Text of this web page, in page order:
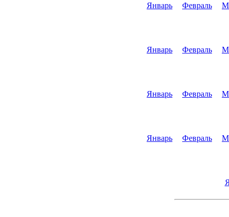
Январь Февраль
Январь Февраль
Январь Февраль
Январь Февраль